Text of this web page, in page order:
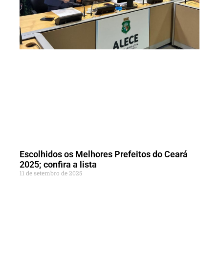
Escolhidos os Melhores Prefeitos do Ceará
2025; confira a lista
11 de setembro de 2025